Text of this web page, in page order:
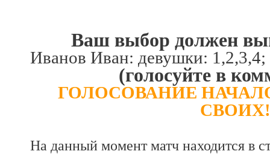
Ваш выбор должен
Иванов Иван: девушки:
(голосуйте в
ГОЛОСОВАНИЕ
На данный момент матч находится в